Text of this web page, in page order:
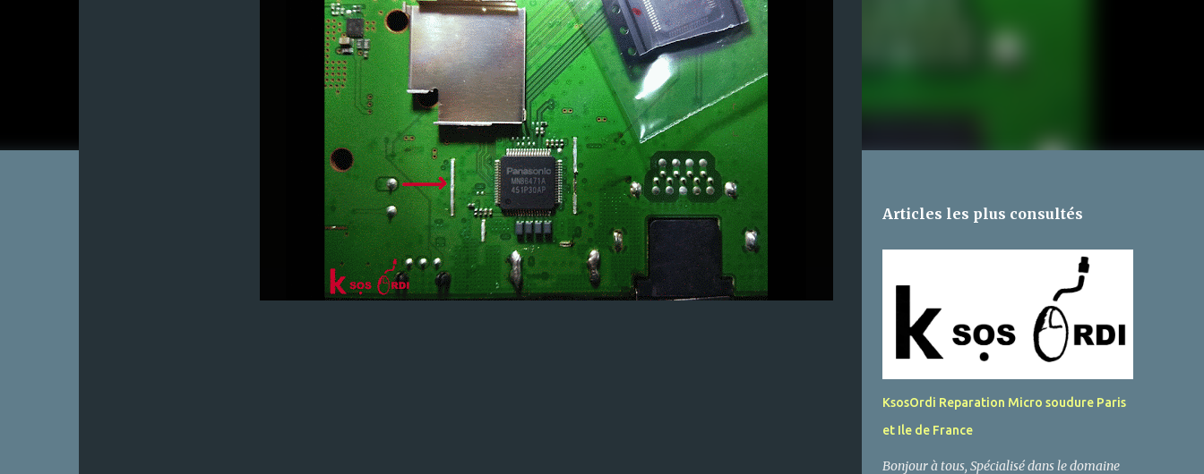
Articles les plus consultés
KsosOrdi Reparation Micro soudure Paris
et Ile de France
Bonjour à tous, Spécialisé dans le domaine